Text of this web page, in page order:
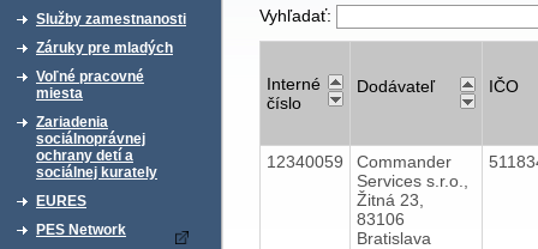
Služby zamestnanosti
Záruky pre mladých
Voľné pracovné
miesta
Zariadenia
sociálnoprávnej
ochrany detí a
sociálnej kurately
EURES
PES Network
Vyhľadať:
Interné
číslo
Dodávateľ IČO
12340059
Commander
Services s.r.o.,
Žitná 23,
83106
Bratislava